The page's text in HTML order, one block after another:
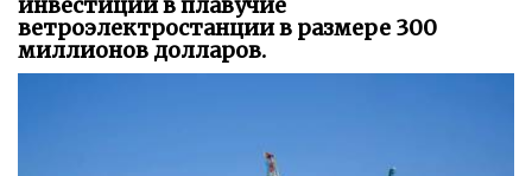
инвестиций в плавучие
ветроэлектростанции в размере 300
миллионов долларов.